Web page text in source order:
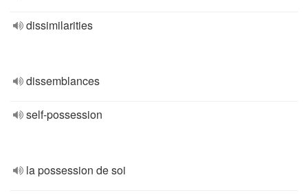
dissimilarities
dissemblances
self-possession
la possession de soi